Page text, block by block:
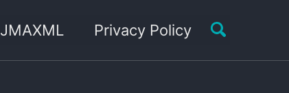
JMAXML Privacy Policy Toggle